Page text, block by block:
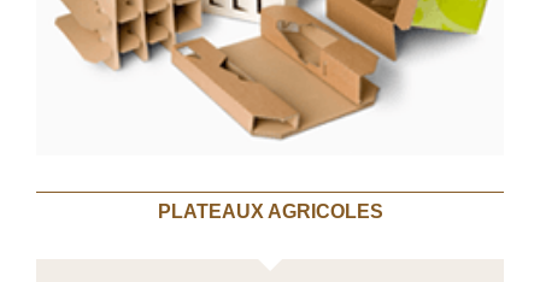
PLATEAUX AGRICOLES